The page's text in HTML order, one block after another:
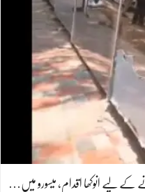
لیے انوکھا اقدام، میسورو میں…